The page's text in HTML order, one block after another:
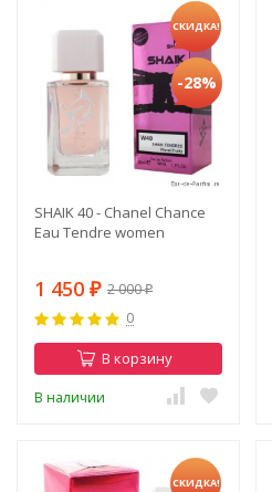
СКИДКА!
-28%
SHAIK 40 - Chanel Chance
Eau Tendre women
1 450 ₽ 2 000₽
0
В корзину
В наличии
СКИДКА!